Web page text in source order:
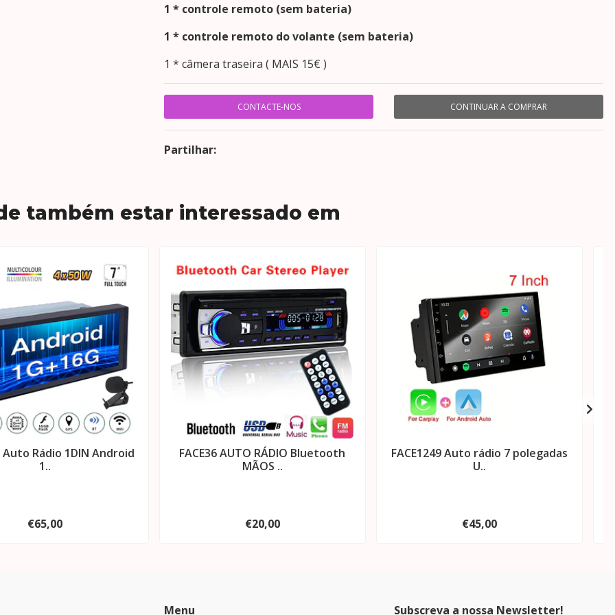
1 * controle remoto (sem bateria)
1 * controle remoto do volante (sem bateria)
1 * câmera traseira ( MAIS 15€ )
CONTACTE-NOS CONTINUAR A COMPRAR
Partilhar:
também estar interessado em
Auto Rádio 1DIN Android
1..
€65,00
FACE36 AUTO RÁDIO Bluetooth
MÃOS ..
€20,00
FACE1249 Auto rádio 7 polegadas
U..
€45,00
Menu Subscreva a nossa Newsletter!